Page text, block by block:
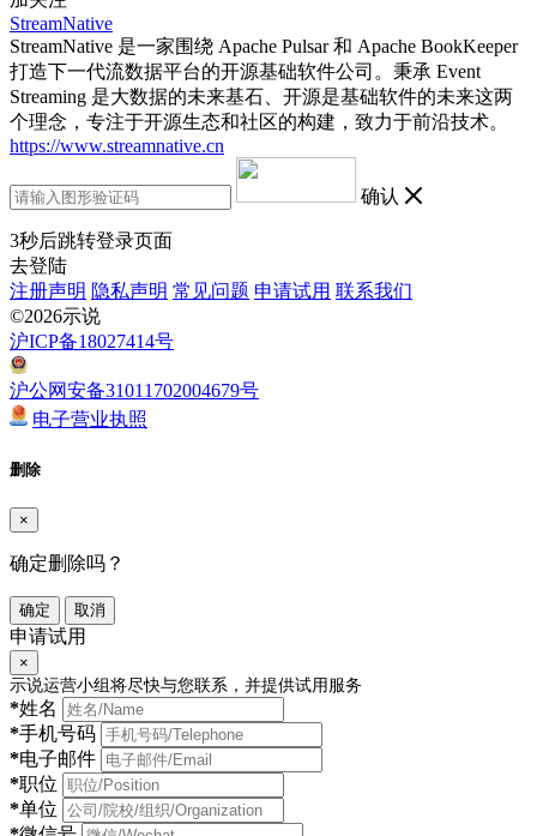
StreamNative
StreamNative 是一家围绕 Apache Pulsar 和 Apache BookKeeper
打造下一代流数据平台的开源基础软件公司。秉承 Event
Streaming 是大数据的未来基石、开源是基础软件的未来这两
个理念，专注于开源生态和社区的构建，致力于前沿技术。
https://www.streamnative.cn
确认
3秒后跳转登录页面
去登陆
注册声明 隐私声明 常见问题 申请试用 联系我们
©2026示说
沪ICP备18027414号
沪公网安备31011702004679号
电子营业执照
删除
×
确定删除吗？
确定 取消
申请试用
×
示说运营小组将尽快与您联系，并提供试用服务
*姓名
*手机号码
*电子邮件
*职位
*单位